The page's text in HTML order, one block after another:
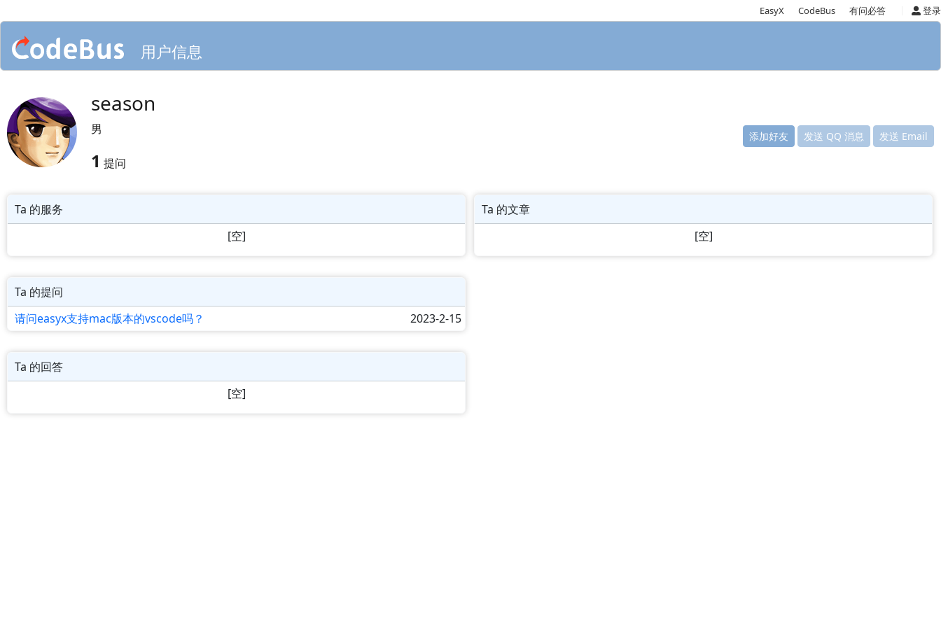
EasyX CodeBus 有问必答 登录
用户信息
season
男
1 提问
添加好友 发送 QQ 消息 发送 Email
Ta 的服务
[空]
Ta 的提问
请问easyx支持mac版本的vscode吗？
2023-2-15
Ta 的回答
[空]
Ta 的文章
[空]